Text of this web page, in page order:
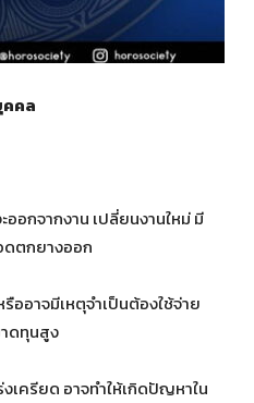
คคล
อกจากงาน เปลี่ยนงานใหม่ มี
ดตกยางออก
ออาจมีเหตุจำเป็นต้องใช้จ่าย
ดทุนสูง
เครียด อาจทำให้เกิดปัญหาใน